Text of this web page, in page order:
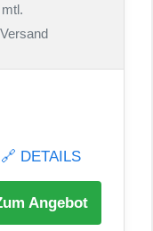
🔗 DETAILS
Angebot